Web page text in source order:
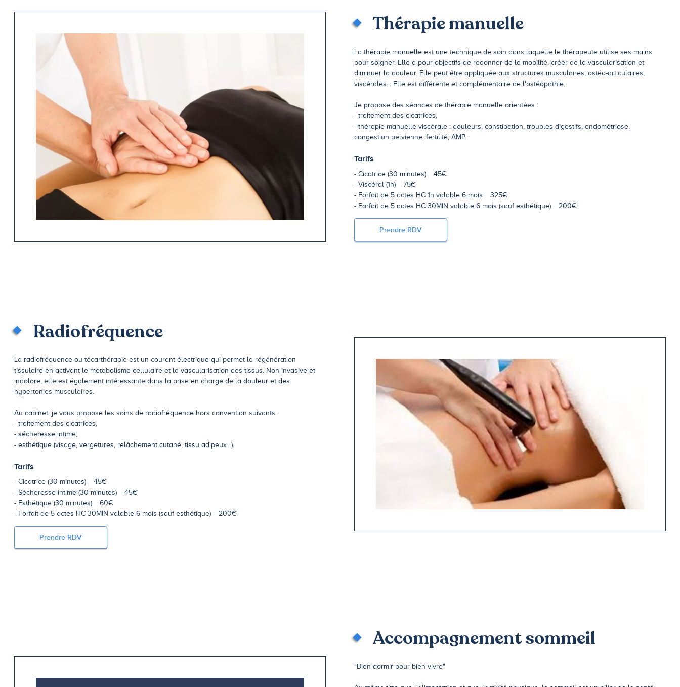
Thérapie manuelle
La thérapie manuelle est une technique de soin dans laquelle le thérapeute utilise ses mains
pour soigner. Elle a pour objectifs de redonner de la mobilité, créer de la vascularisation et
diminuer la douleur. Elle peut être appliquée aux structures musculaires, ostéo-articulaires,
viscérales... Elle est différente et complémentaire de l'ostéopathie.
Je propose des séances de thérapie manuelle orientées :
- traitement des cicatrices,
- thérapie manuelle viscérale : douleurs, constipation, troubles digestifs, endométriose,
congestion pelvienne, fertilité, AMP...
Tarifs
Cicatrice (30 minutes)
45€
Viscéral (1h)
75€
Forfait de 5 actes HC 1h valable 6 mois
325€
Forfait de 5 actes HC 30MIN valable 6 mois (sauf esthétique)
200€
Prendre RDV
Radiofréquence
La radiofréquence ou técarthérapie est un courant électrique qui permet la régénération
tissulaire en activant le métabolisme cellulaire et la vascularisation des tissus. Non invasive et
indolore, elle est également intéressante dans la prise en charge de la douleur et des
hypertonies musculaires.
Au cabinet, je vous propose les soins de radiofréquence hors convention suivants :
- traitement des cicatrices,
- sécheresse intime,
- esthétique (visage, vergetures, relâchement cutané, tissu adipeux...).
Tarifs
Cicatrice (30 minutes)
45€
Sécheresse intime (30 minutes)
45€
Esthétique (30 minutes)
60€
Forfait de 5 actes HC 30MIN valable 6 mois (sauf esthétique)
200€
Prendre RDV
Accompagnement sommeil
"Bien dormir pour bien vivre"